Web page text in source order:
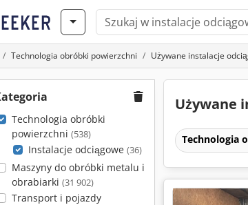
Technologia obróbki powierzchni Używane instalacje
Technologia obróbki
powierzchni (538)
Instalacje odciągowe (36)
Maszyny do obróbki metalu i
obrabiarki (31 902)
Transport i pojazdy
Używane
Technologia